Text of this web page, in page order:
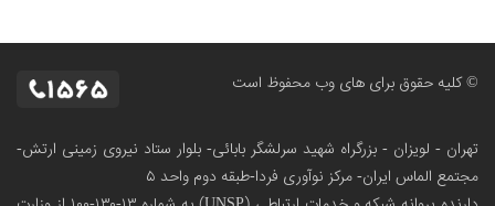
© کلیه حقوق برای های وب محفوظ است
تهران - لویزان - بزرگراه شهید سرلشگر بابائی- بلوار ستاد نیروی زمینی ارتش-
مجتمع الماس ایران- مرکز نوآوری فردا-طبقه دوم واحد ۵